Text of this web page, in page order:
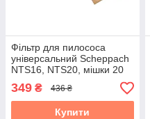
Фільтр для пилососа
універсальний Scheppach
NTS16, NTS20, мішки 20
349 ₴ 436 ₴
Купити